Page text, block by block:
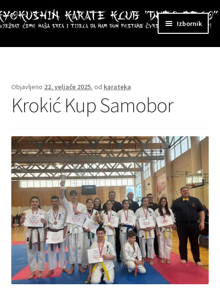
Preskoči
na
Skoči
do
Izbornik
Objavljeno 22. veljače 2025. od karateka
Krokić Kup Samobor